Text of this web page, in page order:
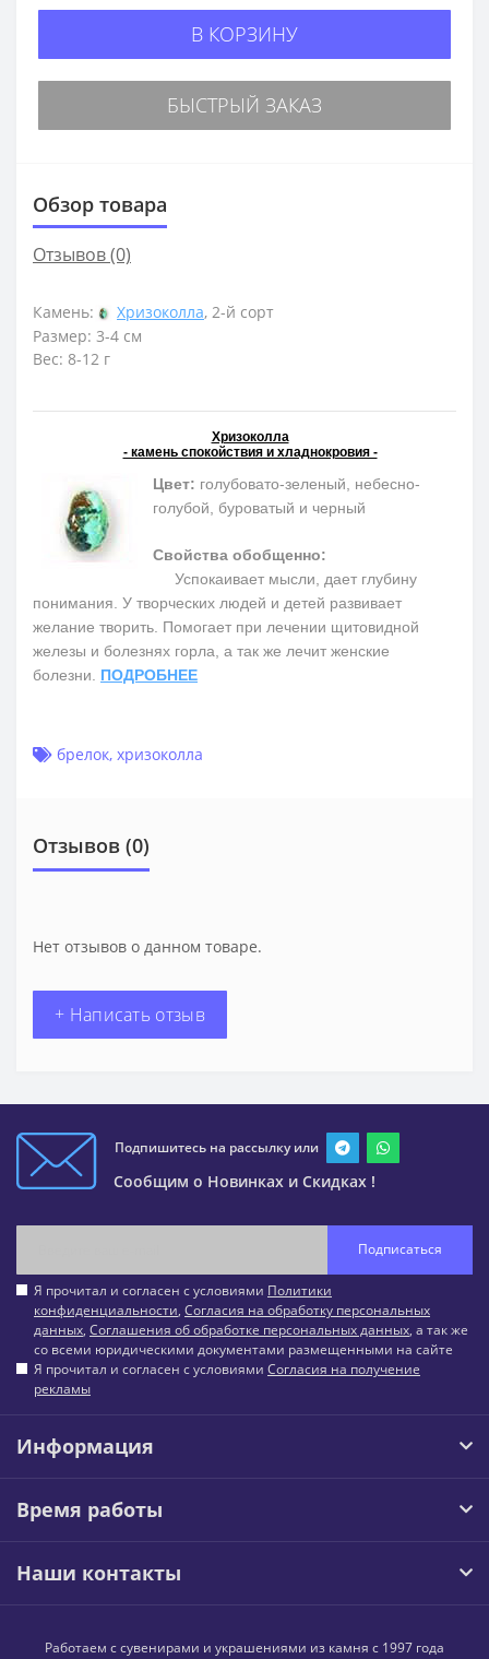
В КОРЗИНУ
БЫСТРЫЙ ЗАКАЗ
Обзор товара
Отзывов (0)
Камень: Хризоколла, 2-й сорт
Размер: 3-4 cм
Вес: 8-12 г
Хризоколла
- камень спокойствия и хладнокровия -
Цвет: голубовато-зеленый, небесно-
голубой, буроватый и черный
Свойства обобщенно:
Успокаивает мысли, дает глубину
понимания. У творческих людей и детей развивает
желание творить. Помогает при лечении щитовидной
железы и болезнях горла, а так же лечит женские
болезни. ПОДРОБНЕЕ
брелок, хризоколла
Отзывов (0)
Нет отзывов о данном товаре.
+ Написать отзыв
Подпишитесь на рассылку или
Сообщим о Новинках и Скидках !
Подписаться
Я прочитал и согласен с условиями Политики
конфиденциальности, Согласия на обработку персональных
данных, Соглашения об обработке персональных данных, а так же
со всеми юридическими документами размещенными на сайте
Я прочитал и согласен с условиями Согласия на получение
рекламы
Информация
Время работы
Наши контакты
Работаем с сувенирами и украшениями из камня с 1997 года